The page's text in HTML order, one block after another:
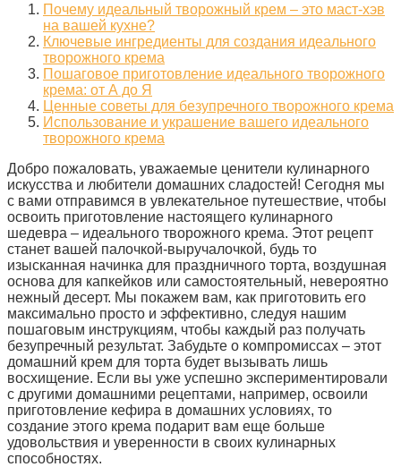
Почему идеальный творожный крем – это маст-хэв
на вашей кухне?
Ключевые ингредиенты для создания идеального
творожного крема
Пошаговое приготовление идеального творожного
крема: от А до Я
Ценные советы для безупречного творожного крема
Использование и украшение вашего идеального
творожного крема
Добро пожаловать, уважаемые ценители кулинарного
искусства и любители домашних сладостей! Сегодня мы
с вами отправимся в увлекательное путешествие, чтобы
освоить приготовление настоящего кулинарного
шедевра – идеального творожного крема. Этот рецепт
станет вашей палочкой-выручалочкой, будь то
изысканная начинка для праздничного торта, воздушная
основа для капкейков или самостоятельный, невероятно
нежный десерт. Мы покажем вам, как приготовить его
максимально просто и эффективно, следуя нашим
пошаговым инструкциям, чтобы каждый раз получать
безупречный результат. Забудьте о компромиссах – этот
домашний крем для торта будет вызывать лишь
восхищение. Если вы уже успешно экспериментировали
с другими домашними рецептами, например, освоили
приготовление кефира в домашних условиях, то
создание этого крема подарит вам еще больше
удовольствия и уверенности в своих кулинарных
способностях.